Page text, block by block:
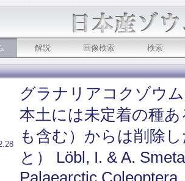
解説 画像検索 検索
グラナリアコクゾウ
本土には未定着の種
も含む）からは削除
と） Löbl, I. & A.
Palaearctic